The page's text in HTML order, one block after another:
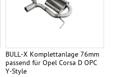
BULL-X Komplettanlage 76mm
passend für Opel Corsa D OPC
Y-Style